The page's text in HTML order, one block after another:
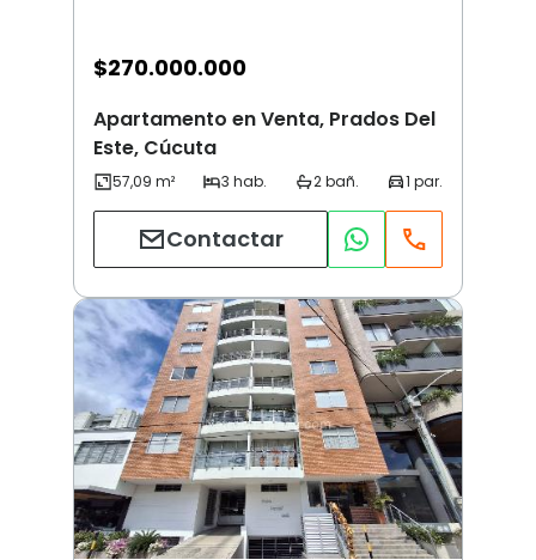
$270.000.000
Apartamento en Venta, Prados Del
Este, Cúcuta
Contactar